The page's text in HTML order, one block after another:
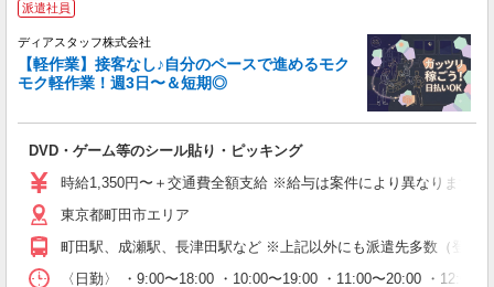
派遣社員
ディアスタッフ株式会社
【軽作業】接客なし♪自分のペースで進めるモク
モク軽作業！週3日〜＆短期◎
DVD・ゲーム等のシール貼り・ピッキング
時給1,350円〜＋交通費全額支給 ※給与は案件により異なります(
東京都町田市エリア
町田駅、成瀬駅、長津田駅など ※上記以外にも派遣先多数（登録
〈日勤〉 ・9:00〜18:00 ・10:00〜19:00 ・11:00〜20:00 ・